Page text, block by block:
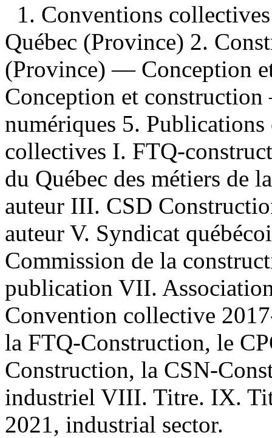
1. Conventions
Québec (Province) 2.
(Province) — Conception
Conception et
numériques 5.
collectives I. FTQ-
du Québec des métiers de
auteur III. CSD
auteur V. Syndicat
Commission de la
publication VII.
Convention collective
la FTQ-Construction, le
Construction, la CSN-
industriel VIII. Titre. IX.
2021, industrial sector.